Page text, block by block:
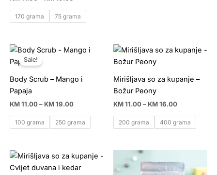
170 grama 75 grama
Sale!
Body Scrub – Mango i
Papaja
KM11.00– KM19.00
Price
range:
KM 19.00
100 grama 250 grama
Mirišljava so za kupanje –
Božur Peony
KM11.00– KM16.00
Price
range:
KM 16.00
200 grama 400 grama
Price
range:
KM 11.00